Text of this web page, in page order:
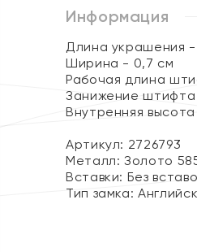
Информация
Длина украшения -
Ширина - 0,7 см
Рабочая длина
Занижение
Внутренняя
Артикул: 2726793
Металл:Золото
Вставки: Без
Тип замка: